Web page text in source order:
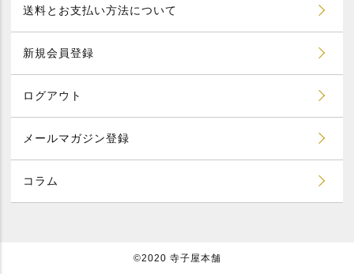
送料とお支払い方法について
新規会員登録
ログアウト
メールマガジン登録
コラム
©2020 寺子屋本舗